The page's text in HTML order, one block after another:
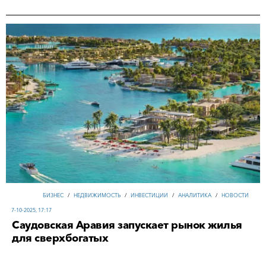
БИЗНЕС / НЕДВИЖИМОСТЬ / ИНВЕСТИЦИИ / АНАЛИТИКА / НОВОСТИ
7-10-2025, 17:17
Саудовская Аравия запускает рынок жилья
для сверхбогатых